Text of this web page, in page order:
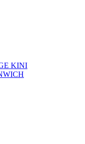
KINI